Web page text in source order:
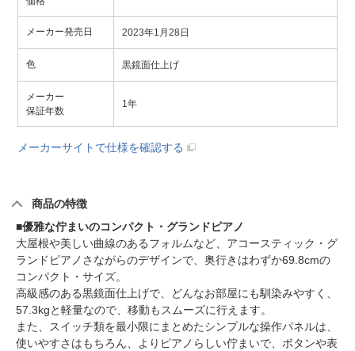
メーカー発売日 2023年1月28日
色 黒鏡面仕上げ
メーカー
保証年数
1年
メーカーサイトで仕様を確認する
商品の特徴
■優雅な佇まいのコンパクト・グランドピアノ
大屋根や美しい曲線のあるフォルムなど、アコースティック・グ
ランドピアノさながらのデザインで、奥行きはわずか69.8cmの
コンパクト・サイズ。
高級感のある黒鏡面仕上げで、どんなお部屋にも馴染みやすく、
57.3kgと軽量なので、移動もスムーズに行えます。
また、スイッチ類を最小限にまとめたシンプルな操作パネルは、
使いやすさはもちろん、よりピアノらしい佇まいで、ボタンや表